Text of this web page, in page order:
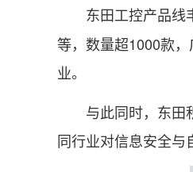
东田工控产品线
等，数量超1000款
业。
与此同时，东田积
同行业对信息安全与